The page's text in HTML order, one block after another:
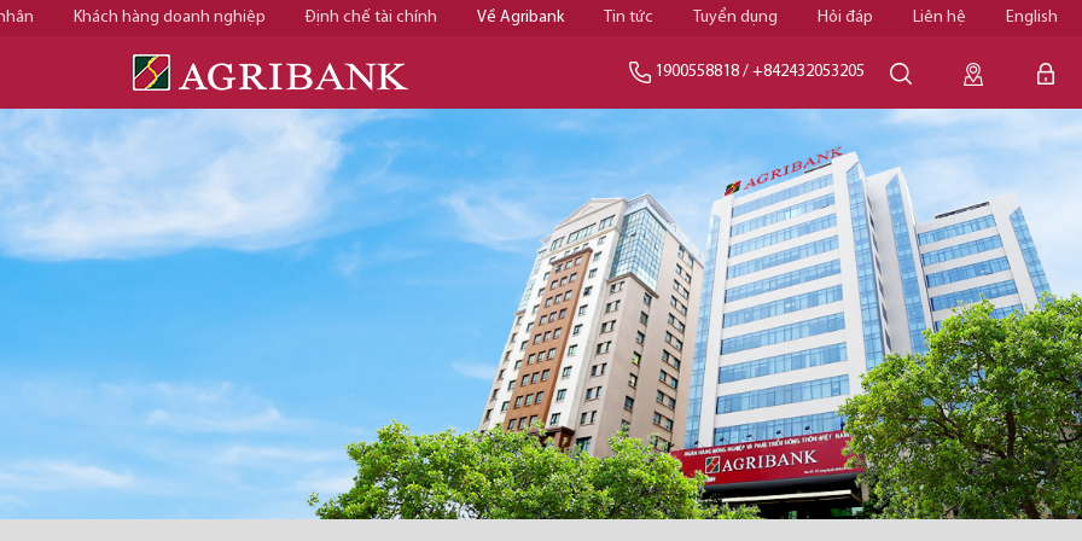
Khách hàng doanh nghiệp Định chế tài chính Về Agribank Tin tức Tuyển dụng Hỏi đáp Liên hệ English
1900558818 / +842432053205